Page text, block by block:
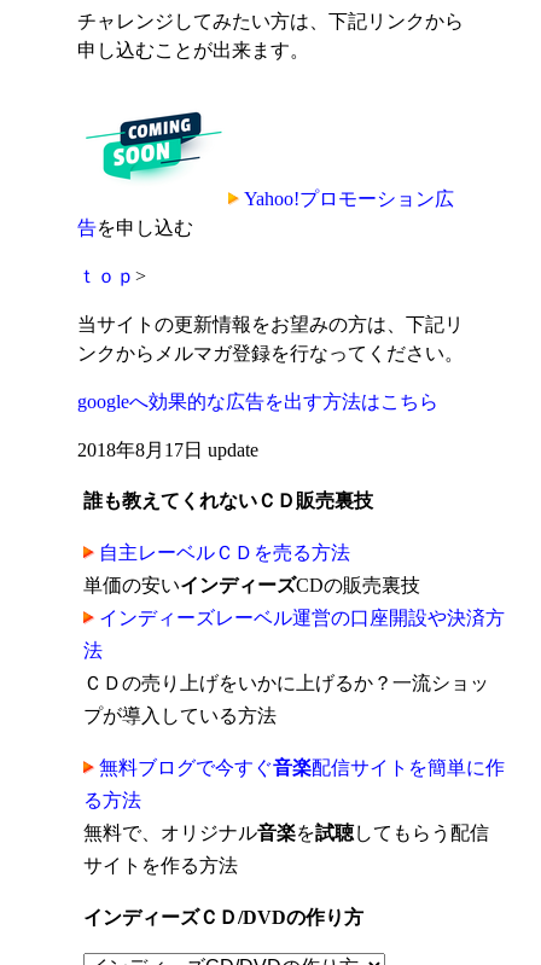
チャレンジしてみたい方は、下記リンクから
申し込むことが出来ます。
Yahoo!プロモーション広
告を申し込む
ｔｏｐ >
当サイトの更新情報をお望みの方は、下記リ
ンクからメルマガ登録を行なってください。
googleへ効果的な広告を出す方法はこちら
2018年8月17日 update
誰も教えてくれないＣＤ販売裏技
自主レーベルＣＤを売る方法
単価の安いインディーズCDの販売裏技
インディーズレーベル運営の口座開設や決済方
法
ＣＤの売り上げをいかに上げるか？一流ショッ
プが導入している方法
無料ブログで今すぐ音楽配信サイトを簡単に作
る方法
無料で、オリジナル音楽を試聴してもらう配信
サイトを作る方法
インディーズＣＤ/DVDの作り方